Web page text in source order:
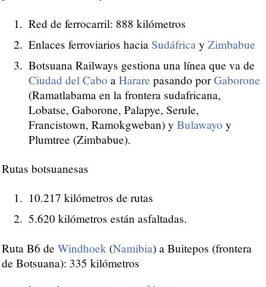
Red de ferrocarril: 888 kilómetros
Enlaces ferroviarios hacia Sudáfrica y Zimbabue
Botsuana Railways gestiona una línea que va de
Ciudad del Cabo a Harare pasando porGaborone
(Ramatlabama en la frontera sudafricana,
Lobatse, Gaborone, Palapye, Serule,
Francistown, Ramokgweban) y Bulawayo y
Plumtree (Zimbabue).
Rutas botsuanesas
10.217 kilómetros de rutas
5.620 kilómetros están asfaltadas.
Ruta B6 de Windhoek (Namibia) a Buitepos (frontera
de Botsuana): 335 kilómetros